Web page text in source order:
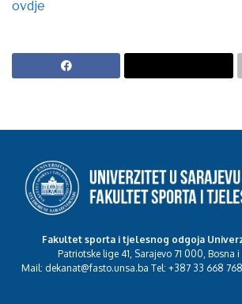
ovdje
Fakultet sporta i tjelesnog odgoja
Patriotske lige 41, Sarajevo 71 000, Bosna
Mail: dekanat@fasto.unsa.ba Tel: +387 33 668 768